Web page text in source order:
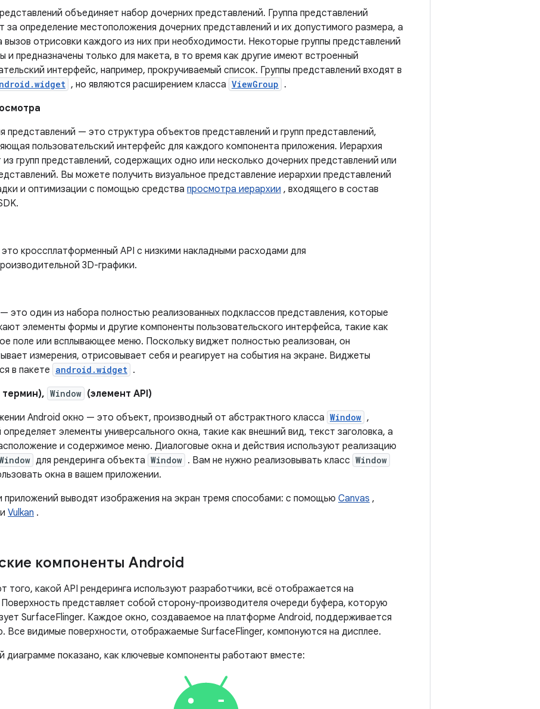
объединяет набор дочерних представлений. Группа представлений
за определение местоположения дочерних представлений и их допустимого размера, а
вызов отрисовки каждого из них при необходимости. Некоторые группы представлений
и предназначены только для макета, в то время как другие имеют встроенный
интерфейс, например, прокручиваемый список. Группы представлений входят в
, но являются расширением класса ViewGroup .
представлений — это структура объектов представлений и групп представлений,
пользовательский интерфейс для каждого компонента приложения. Иерархия
групп представлений, содержащих одно или несколько дочерних представлений или
Вы можете получить визуальное представление иерархии представлений
и оптимизации с помощью средства просмотра иерархии , входящего в состав
кроссплатформенный API с низкими накладными расходами для
3D-графики.
это один из набора полностью реализованных подклассов представления, которые
элементы формы и другие компоненты пользовательского интерфейса, такие как
поле или всплывающее меню. Поскольку виджет полностью реализован, он
измерения, отрисовывает себя и реагирует на события на экране. Виджеты
в пакете android.widget .
Window (элемент API)
Android окно — это объект, производный от абстрактного класса Window ,
элементы универсального окна, такие как внешний вид, текст заголовка, а
и содержимое меню. Диалоговые окна и действия используют реализацию
для рендеринга объекта Window . Вам не нужно реализовывать класс Window
окна в вашем приложении.
приложений выводят изображения на экран тремя способами: с помощью Canvas ,
Vulkan .
компоненты Android
того, какой API рендеринга используют разработчики, всё отображается на
представляет собой сторону-производителя очереди буфера, которую
SurfaceFlinger. Каждое окно, создаваемое на платформе Android, поддерживается
Все видимые поверхности, отображаемые SurfaceFlinger, компонуются на дисплее.
диаграмме показано, как ключевые компоненты работают вместе: